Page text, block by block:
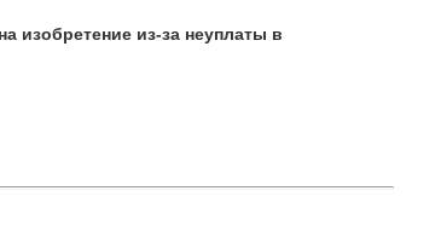
изобретение из-за неуплаты в